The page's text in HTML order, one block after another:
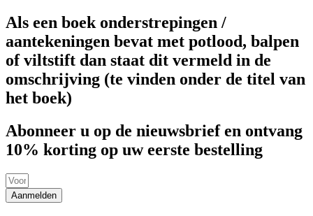
Als een boek onderstrepingen /
aantekeningen bevat met potlood, balpen
of viltstift dan staat dit vermeld in de
omschrijving (te vinden onder de titel van
het boek)
Abonneer u op de nieuwsbrief en ontvang
10% korting op uw eerste bestelling
Aanmelden